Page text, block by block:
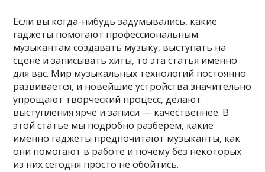
Если вы когда-нибудь задумывались, какие
гаджеты помогают профессиональным
музыкантам создавать музыку, выступать на
сцене и записывать хиты, то эта статья именно
для вас. Мир музыкальных технологий постоянно
развивается, и новейшие устройства значительно
упрощают творческий процесс, делают
выступления ярче и записи — качественнее. В
этой статье мы подробно разберём, какие
именно гаджеты предпочитают музыканты, как
они помогают в работе и почему без некоторых
из них сегодня просто не обойтись.